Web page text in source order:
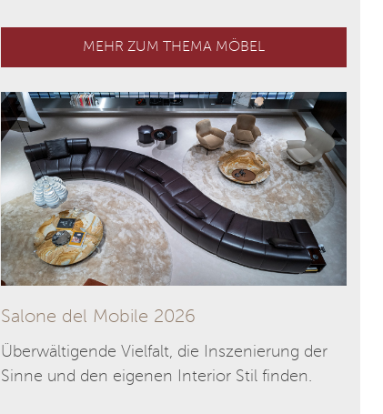
MEHR ZUM THEMA MÖBEL
Salone del Mobile 2026
Überwältigende Vielfalt, die Inszenierung der
Sinne und den eigenen Interior Stil finden.